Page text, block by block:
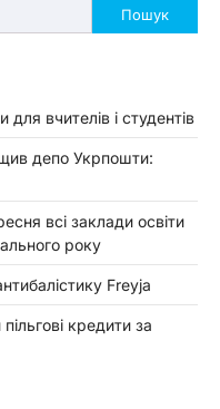
Пошук
вчителів і студентів
депо Укрпошти:
всі заклади освіти
року
Freyja
кредити за